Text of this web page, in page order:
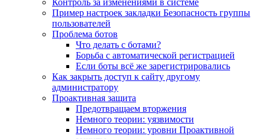
Контроль за изменениями в системе
Пример настроек закладки Безопасность группы
пользователей
Проблема ботов
Что делать с ботами?
Борьба с автоматической регистрацией
Если боты всё же зарегистрировались
Как закрыть доступ к сайту другому
администратору
Проактивная защита
Предотвращаем вторжения
Немного теории: уязвимости
Немного теории: уровни Проактивной